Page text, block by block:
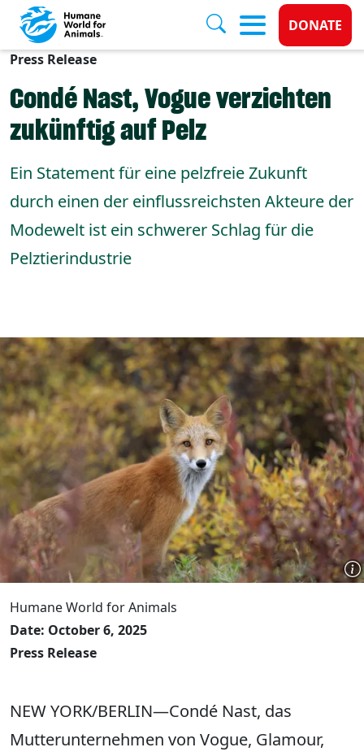
Skip to main content
Donate
DONATE
Press Release
Condé Nast, Vogue verzichten
zukünftig auf Pelz
Ein Statement für eine pelzfreie Zukunft
durch einen der einflussreichsten Akteure der
Modewelt ist ein schwerer Schlag für die
Pelztierindustrie
Humane World for Animals
Date: October 6, 2025
Press Release
NEW YORK/BERLIN—Condé Nast, das
Mutterunternehmen von Vogue, Glamour,